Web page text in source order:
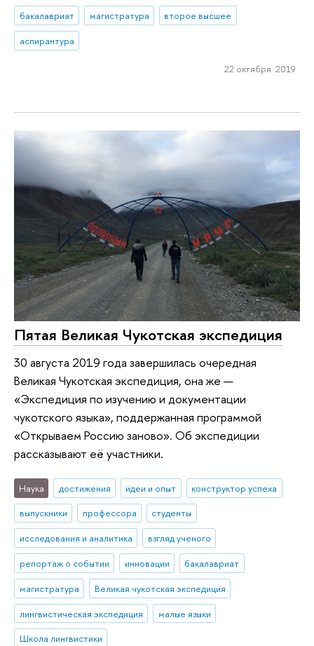
бакалавриат
магистратура
второе высшее
аспирантура
22 октября 2019
Пятая Великая Чукотская экспедиция
30 августа 2019 года завершилась очередная
Великая Чукотская экспедиция, она же —
«Экспедиция по изучению и документации
чукотского языка», поддержанная программой
«Открываем Россию заново». Об экспедиции
рассказывают её участники.
Наука достижения идеи и опыт
конструктор успеха
выпускники
профессора
студенты
исследования и аналитика
взгляд ученого
репортаж о событии
инновации
бакалавриат
магистратура
Великая чукотская экспедиция
лингвистическая экспедиция
малые языки
Школа лингвистики